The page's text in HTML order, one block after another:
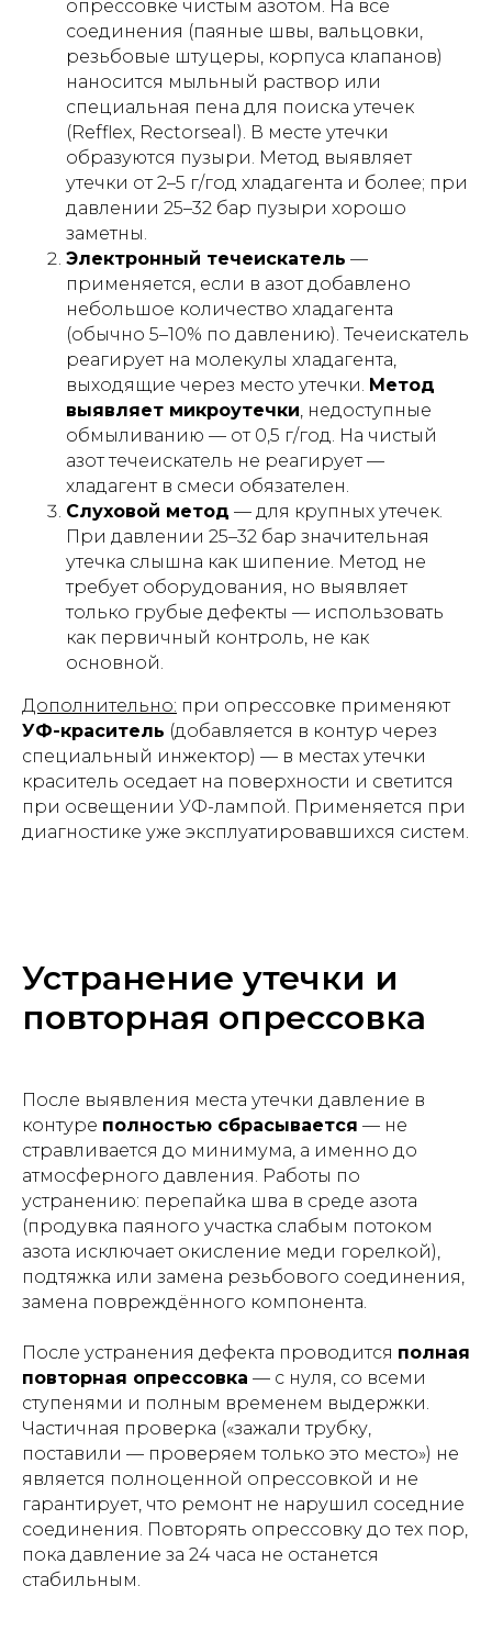
опрессовке чистым азотом. На все
соединения (паяные швы, вальцовки,
резьбовые штуцеры, корпуса клапанов)
наносится мыльный раствор или
специальная пена для поиска утечек
(Refflex, Rectorseal). В месте утечки
образуются пузыри. Метод выявляет
утечки от 2–5 г/год хладагента и более; при
давлении 25–32 бар пузыри хорошо
заметны.
Электронный течеискатель —
применяется, если в азот добавлено
небольшое количество хладагента
(обычно 5–10% по давлению). Течеискатель
реагирует на молекулы хладагента,
выходящие через место утечки. Метод
выявляет микроутечки, недоступные
обмыливанию — от 0,5 г/год. На чистый
азот течеискатель не реагирует —
хладагент в смеси обязателен.
Слуховой метод — для крупных утечек.
При давлении 25–32 бар значительная
утечка слышна как шипение. Метод не
требует оборудования, но выявляет
только грубые дефекты — использовать
как первичный контроль, не как
основной.
Дополнительно: при опрессовке применяют
УФ-краситель (добавляется в контур через
специальный инжектор) — в местах утечки
краситель оседает на поверхности и светится
при освещении УФ-лампой. Применяется при
диагностике уже эксплуатировавшихся систем.
Устранение утечки и
повторная опрессовка
После выявления места утечки давление в
контуре полностью сбрасывается — не
стравливается до минимума, а именно до
атмосферного давления. Работы по
устранению: перепайка шва в среде азота
(продувка паяного участка слабым потоком
азота исключает окисление меди горелкой),
подтяжка или замена резьбового соединения,
замена повреждённого компонента.
После устранения дефекта проводится полная
повторная опрессовка — с нуля, со всеми
ступенями и полным временем выдержки.
Частичная проверка («зажали трубку,
поставили — проверяем только это место») не
является полноценной опрессовкой и не
гарантирует, что ремонт не нарушил соседние
соединения. Повторять опрессовку до тех пор,
пока давление за 24 часа не останется
стабильным.